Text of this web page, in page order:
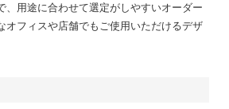
、用途に合わせて選定がしやすいオーダー
オフィスや店舗でもご使用いただけるデザ